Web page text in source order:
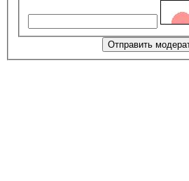
Отправить